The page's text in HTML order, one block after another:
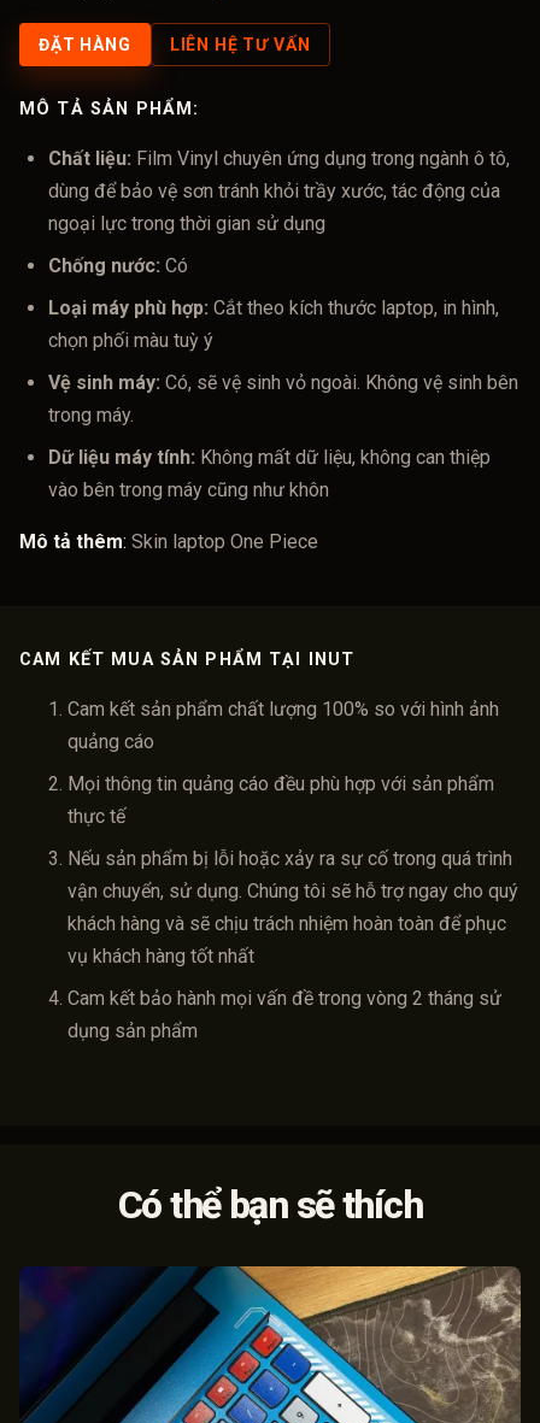
ĐẶT HÀNG LIÊN HỆ TƯ VẤN
MÔ TẢ SẢN PHẨM:
Chất liệu: Film Vinyl chuyên ứng dụng trong ngành ô tô,
dùng để bảo vệ sơn tránh khỏi trầy xước, tác động của
ngoại lực trong thời gian sử dụng
Chống nước: Có
Loại máy phù hợp: Cắt theo kích thước laptop, in hình,
chọn phối màu tuỳ ý
Vệ sinh máy: Có, sẽ vệ sinh vỏ ngoài. Không vệ sinh bên
trong máy.
Dữ liệu máy tính: Không mất dữ liệu, không can thiệp
vào bên trong máy cũng như khôn
Mô tả thêm: Skin laptop One Piece
CAM KẾT MUA SẢN PHẨM TẠI INUT
Cam kết sản phẩm chất lượng 100% so với hình ảnh
quảng cáo
Mọi thông tin quảng cáo đều phù hợp với sản phẩm
thực tế
Nếu sản phẩm bị lỗi hoặc xảy ra sự cố trong quá trình
vận chuyển, sử dụng. Chúng tôi sẽ hỗ trợ ngay cho quý
khách hàng và sẽ chịu trách nhiệm hoàn toàn để phục
vụ khách hàng tốt nhất
Cam kết bảo hành mọi vấn đề trong vòng 2 tháng sử
dụng sản phẩm
Có thể bạn sẽ thích